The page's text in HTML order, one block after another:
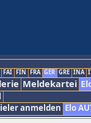
FAI FIN FRA GER GRE INA
Meldekartei
anmelden Elo